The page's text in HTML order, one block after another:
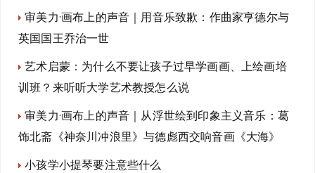
审美力·画布上的声音｜用音乐致歉：作曲家亨德尔与
英国国王乔治一世
艺术启蒙：为什么不要让孩子过早学画画、上绘画培
训班？来听听大学艺术教授怎么说
审美力·画布上的声音｜从浮世绘到印象主义音乐：葛
饰北斋《神奈川冲浪里》与德彪西交响音画《大海》
小孩学小提琴要注意些什么